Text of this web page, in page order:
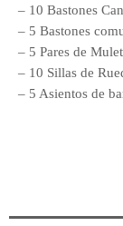
– 10 Bastones
– 5 Bastones
– 5 Pares de
– 10 Sillas de
– 5 Asientos de